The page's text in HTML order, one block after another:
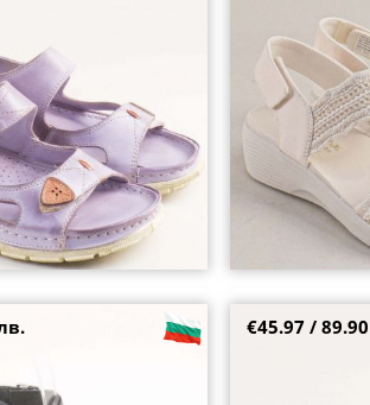
в черен цвят със
Бежови дамски
€45.97 /